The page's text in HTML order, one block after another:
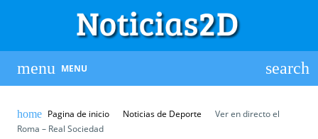
MENU
Pagina de inicio Noticias de Deporte
Ver en directo el
Roma – Real Sociedad